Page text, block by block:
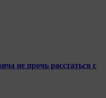
не прочь расстаться с